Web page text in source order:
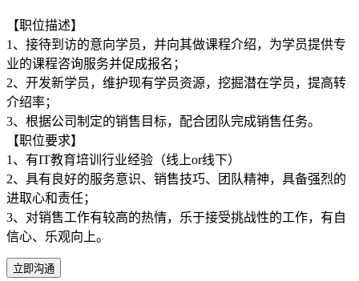
【职位描述】
1、接待到访的意向学员，并向其做课程介绍，为学员提供专
业的课程咨询服务并促成报名；
2、开发新学员，维护现有学员资源，挖掘潜在学员，提高转
介绍率；
3、根据公司制定的销售目标，配合团队完成销售任务。
【职位要求】
1、有IT教育培训行业经验（线上or线下）
2、具有良好的服务意识、销售技巧、团队精神，具备强烈的
进取心和责任；
3、对销售工作有较高的热情，乐于接受挑战性的工作，有自
信心、乐观向上。
立即沟通